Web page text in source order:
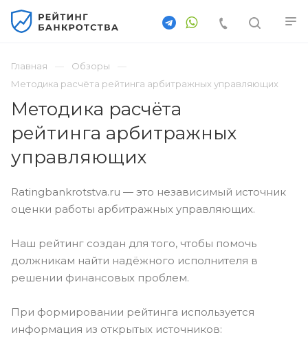
Главная
Обзоры
Методика расчёта рейтинга арбитражных управляющих
Методика расчёта
рейтинга арбитражных
управляющих
Ratingbankrotstva.ru — это независимый источник
оценки работы арбитражных управляющих.
Наш рейтинг создан для того, чтобы помочь
должникам найти надёжного исполнителя в
решении финансовых проблем.
При формировании рейтинга используется
информация из открытых источников: